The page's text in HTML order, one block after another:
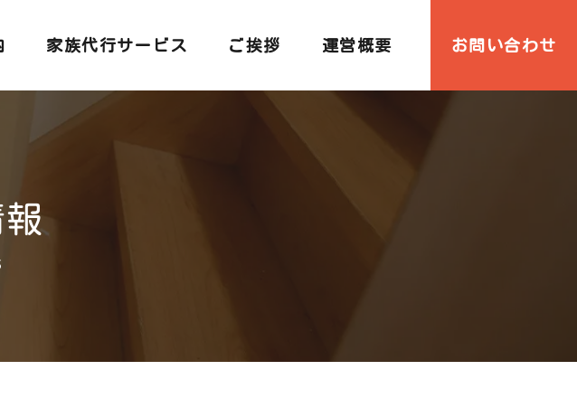
家族代行サービス ご挨拶 運営概要 お問い合わせ